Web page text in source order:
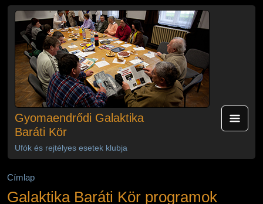
Ugrás a tartalomra
Gyomaendrődi Galaktika
Baráti Kör
Ufók és rejtélyes esetek klubja
Címlap
Galaktika Baráti Kör programok